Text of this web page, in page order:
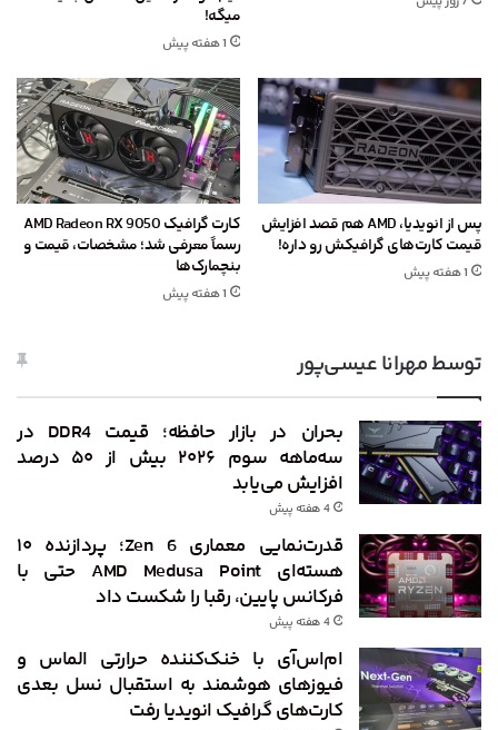
میگه!
1 هفته پیش
پس از انویدیا، AMD هم قصد افزایش
قیمت کارت‌های گرافیکش رو داره!
1 هفته پیش
کارت گرافیک AMD Radeon RX 9050
رسماً معرفی شد؛ مشخصات، قیمت و
بنچمارک‌ها
1 هفته پیش
توسط مهرانا عیسی‌پور
بحران در بازار حافظه؛ قیمت DDR4 در
سه‌ماهه سوم ۲۰۲۶ بیش از ۵۰ درصد
افزایش می‌یابد
4 هفته پیش
قدرت‌نمایی معماری Zen 6؛ پردازنده ۱۰
هسته‌ای AMD Medusa Point حتی با
فرکانس پایین، رقبا را شکست داد
4 هفته پیش
ام‌اس‌آی با خنک‌کننده حرارتی الماس و
فیوزهای هوشمند به استقبال نسل بعدی
کارت‌های گرافیک انویدیا رفت